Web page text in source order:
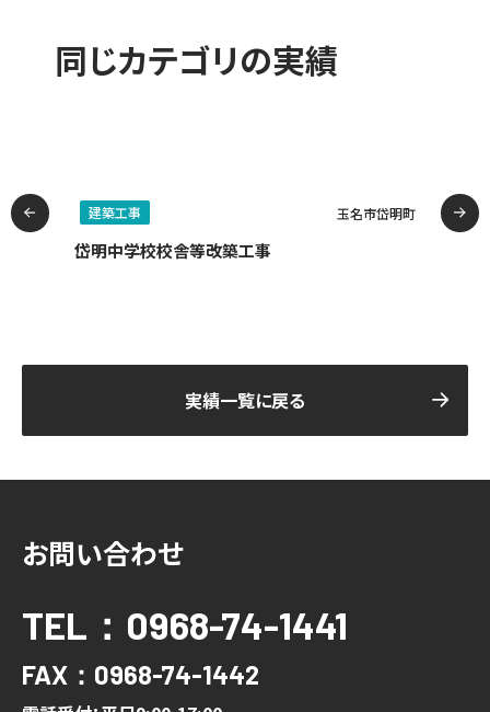
同じカテゴリの実績
建築工事 玉名市岱明町
岱明中学校校舎等改築工事
実績一覧に戻る
お問い合わせ
TEL：0968-74-1441
FAX：0968-74-1442